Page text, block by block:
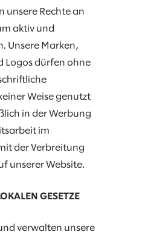
unsere Rechte an
aktiv und
Unsere Marken,
Logos dürfen ohne
Weise genutzt
in der Werbung
im
der Verbreitung
unserer Website.
GESETZE
verwalten unsere